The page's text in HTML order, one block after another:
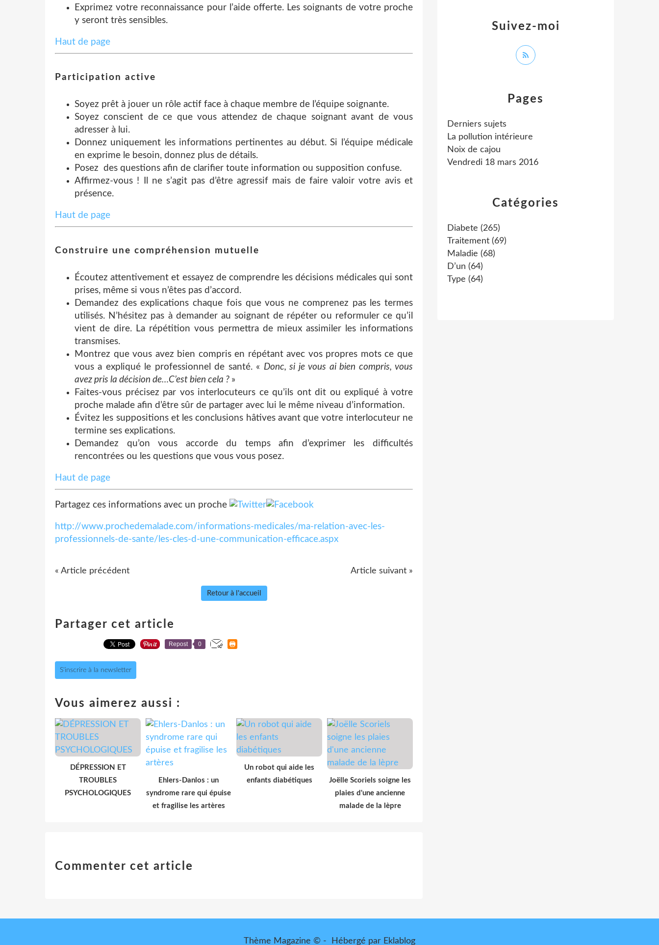
Exprimez votre reconnaissance pour l’aide offerte. Les soignants de votre proche
y seront très sensibles.
Haut de page
Participation active
Soyez prêt à jouer un rôle actif face à chaque membre de l’équipe soignante.
Soyez conscient de ce que vous attendez de chaque soignant avant de vous
adresser à lui.
Donnez uniquement les informations pertinentes au début. Si l’équipe médicale
en exprime le besoin, donnez plus de détails.
Posez des questions afin de clarifier toute information ou supposition confuse.
Affirmez-vous ! Il ne s’agit pas d’être agressif mais de faire valoir votre avis et
présence.
Haut de page
Construire une compréhension mutuelle
Écoutez attentivement et essayez de comprendre les décisions médicales qui sont
prises, même si vous n’êtes pas d’accord.
Demandez des explications chaque fois que vous ne comprenez pas les termes
utilisés. N’hésitez pas à demander au soignant de répéter ou reformuler ce qu’il
vient de dire. La répétition vous permettra de mieux assimiler les informations
transmises.
Montrez que vous avez bien compris en répétant avec vos propres mots ce que
vous a expliqué le professionnel de santé. « Donc, si je vous ai bien compris, vous
avez pris la décision de…C’est bien cela ? »
Faites-vous précisez par vos interlocuteurs ce qu’ils ont dit ou expliqué à votre
proche malade afin d’être sûr de partager avec lui le même niveau d’information.
Évitez les suppositions et les conclusions hâtives avant que votre interlocuteur ne
termine ses explications.
Demandez qu’on vous accorde du temps afin d’exprimer les difficultés
rencontrées ou les questions que vous vous posez.
Haut de page
Partagez ces informations avec un proche
http://www.prochedemalade.com/informations-medicales/ma-relation-avec-les-
professionnels-de-sante/les-cles-d-une-communication-efficace.aspx
« Article précédent Article suivant »
Retour à l'accueil
Partager cet article
Repost 0
S'inscrire à la newsletter
Vous aimerez aussi :
DÉPRESSION ET
TROUBLES
PSYCHOLOGIQUES
Ehlers-Danlos : un
syndrome rare qui épuise
et fragilise les artères
Un robot qui aide les
enfants diabétiques
Joëlle Scoriels soigne les
plaies d'une ancienne
malade de la lèpre
Commenter cet article
Catégories
Diabete (265)
Traitement (69)
Maladie (68)
D’un (64)
Type (64)
Pages
Derniers sujets
La pollution intérieure
Noix de cajou
Vendredi 18 mars 2016
Suivez-moi
Thème Magazine © - Hébergé par Eklablog